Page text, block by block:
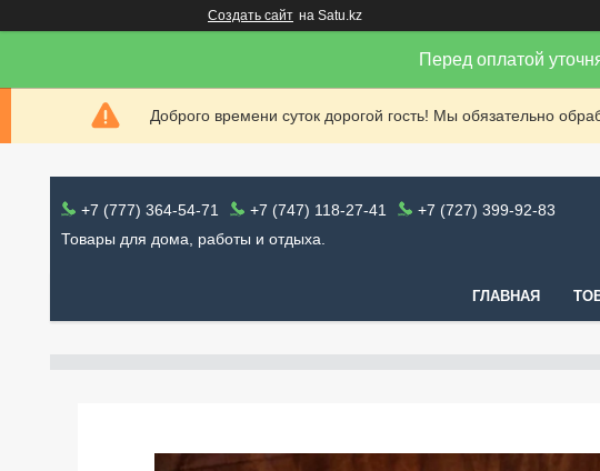
Создать сайт на Satu.kz
Перед оплатой
Доброго времени суток дорогой гость! Мы обязательно
+7 (777) 364-54-71 +7 (747) 118-27-41
+7 (727) 399-92-83
Товары для дома, работы и отдыха.
ГЛАВНАЯ